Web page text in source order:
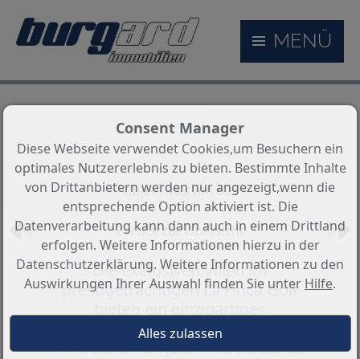
MENÜ
Objekt 483 von 625
Zurück zur Übersicht
Die exklusiven Villen im
prestigeträchtigen La Finca Golf
Wohnerlebnis. Mit insgesamt 12
Immobilien ist jede Villa darauf au
Consent Manager
Diese Webseite verwendet Cookies,um Besuchern ein
optimales Nutzererlebnis zu bieten. Bestimmte Inhalte
von Drittanbietern werden nur angezeigt,wenn die
entsprechende Option aktiviert ist. Die
Datenverarbeitung kann dann auch in einem Drittland
erfolgen. Weitere Informationen hierzu in der
Datenschutzerklärung. Weitere Informationen zu den
Auswirkungen Ihrer Auswahl finden Sie unter Hilfe.